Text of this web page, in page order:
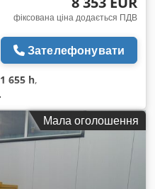
фіксована ціна додається ПДВ
Зателефонувати
1 655 h,
Мала оголошення